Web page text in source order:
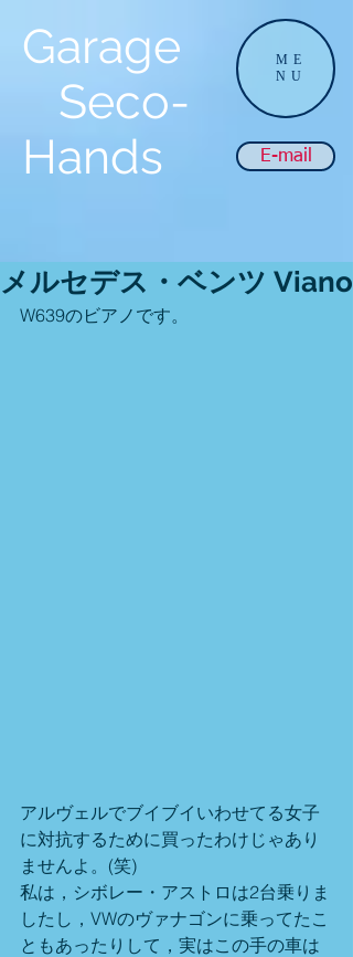
Garage
Seco-
Hands
E-mail
ME
NU
メルセデス・ベンツ Viano
W639のビアノです。
アルヴェルでブイブイいわせてる女子
に対抗するために買ったわけじゃあり
ませんよ。(笑)
私は，シボレー・アストロは2台乗りま
したし，VWのヴァナゴンに乗ってたこ
ともあったりして，実はこの手の車は